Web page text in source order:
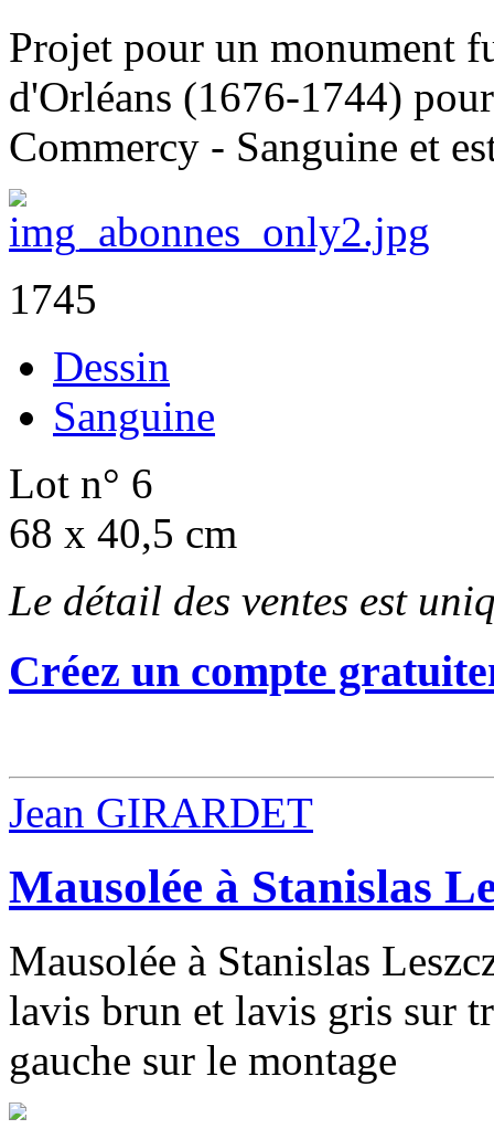
Projet pour un monument
d'Orléans (1676-1744)
Commercy - Sanguine et
1745
Dessin
Sanguine
Lot n° 6
68 x 40,5 cm
Le détail des ventes est
Créez un compte
Jean GIRARDET
Mausolée à Stanislas
Mausolée à Stanislas
lavis brun et lavis gris sur
gauche sur le montage